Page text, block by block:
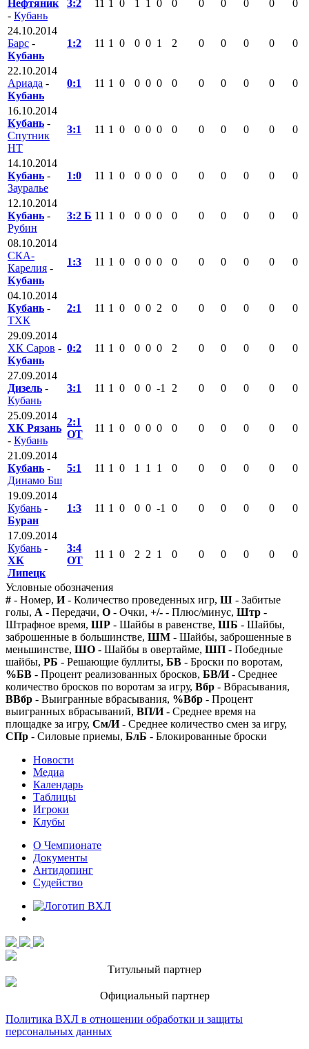
Нефтяник
- Кубань
3:2 11 1 0 1 1 0 0 0 0 0 0 0
24.10.2014
Барс -
Кубань
1:2 11 1 0 0 0 1 2 0 0 0 0 0
22.10.2014
Ариада -
Кубань
0:1 11 1 0 0 0 0 0 0 0 0 0 0
16.10.2014
Кубань -
Спутник
НТ
3:1 11 1 0 0 0 0 0 0 0 0 0 0
14.10.2014
Кубань -
Зауралье
1:0 11 1 0 0 0 0 0 0 0 0 0 0
12.10.2014
Кубань -
Рубин
3:2 Б 11 1 0 0 0 0 0 0 0 0 0 0
08.10.2014
СКА-
Карелия -
Кубань
1:3 11 1 0 0 0 0 0 0 0 0 0 0
04.10.2014
Кубань -
ТХК
2:1 11 1 0 0 0 2 0 0 0 0 0 0
29.09.2014
ХК Саров -
Кубань
0:2 11 1 0 0 0 0 2 0 0 0 0 0
27.09.2014
Дизель -
Кубань
3:1 11 1 0 0 0 -1 2 0 0 0 0 0
25.09.2014
ХК Рязань
- Кубань
2:1
ОТ
11 1 0 0 0 0 0 0 0 0 0 0
21.09.2014
Кубань -
Динамо Бш
5:1 11 1 0 1 1 1 0 0 0 0 0 0
19.09.2014
Кубань -
Буран
1:3 11 1 0 0 0 -1 0 0 0 0 0 0
17.09.2014
Кубань -
ХК
Липецк
3:4
ОТ
11 1 0 2 2 1 0 0 0 0 0 0
Условные обозначения
# - Номер, И- Количество проведенных игр, Ш - Забитые
голы, А - Передачи, О - Очки, +/- - Плюс/минус, Штр -
Штрафное время, ШР - Шайбы в равенстве, ШБ - Шайбы,
заброшенные в большинстве, ШМ - Шайбы, заброшенные в
меньшинстве, ШО - Шайбы в овертайме, ШП - Победные
шайбы, РБ - Решающие буллиты, БВ - Броски по воротам,
%БВ - Процент реализованных бросков, БВ/И- Среднее
количество бросков по воротам за игру, Вбр - Вбрасывания,
ВВбр - Выигранные вбрасывания, %Вбр - Процент
выигранных вбрасываний, ВП/И- Среднее время на
площадке за игру, См/И- Среднее количество смен за игру,
СПр - Силовые приемы, БлБ - Блокированные броски
Новости
Медиа
Календарь
Таблицы
Игроки
Клубы
О Чемпионате
Документы
Антидопинг
Судейство
Титульный партнер
Официальный партнер
Политика ВХЛ в отношении обработки и защиты
персональных данных